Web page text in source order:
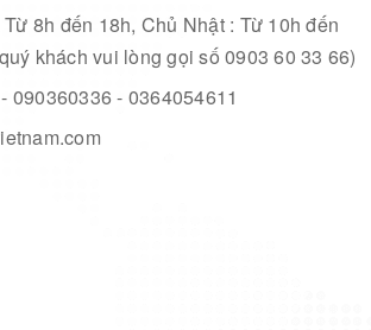
8h đến 18h, Chủ Nhật : Từ 10h đến
khách vui lòng gọi số 0903 60 33 66)
090360336 - 0364054611